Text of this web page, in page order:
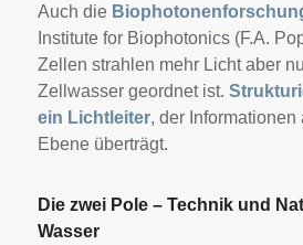
Auch die
Institute for Biophotonics (F.A.
Zellen strahlen mehr Licht aber
Zellwasser geordnet ist.
ein Lichtleiter, der Informationen
Ebene überträgt.
Die zwei Pole – Technik und
Wasser